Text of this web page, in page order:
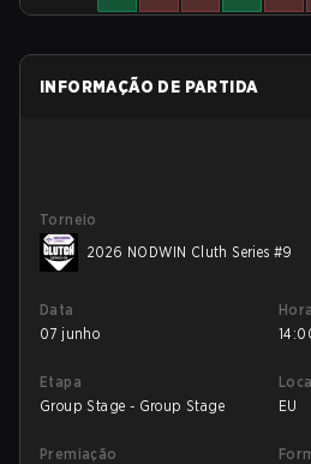
INFORMAÇÃO DE PARTIDA
Torneio
2026 NODWIN Cluth Series #9
Data
07 junho
Etapa
Group Stage - Group Stage
EU
Premiação